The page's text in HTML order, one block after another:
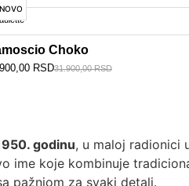
NOVO
Choko
31.900,00RSD
RSD
godinu, u maloj radionici
ime koje kombinuje
pažnjom za svaki detalj.